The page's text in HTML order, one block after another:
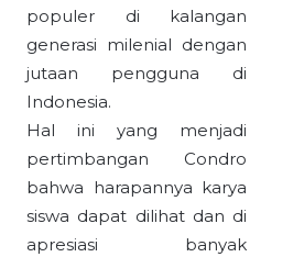
populer di kalangan
generasi milenial dengan
jutaan pengguna di
Indonesia.
Hal ini yang menjadi
pertimbangan Condro
bahwa harapannya karya
siswa dapat dilihat dan di
apresiasi banyak